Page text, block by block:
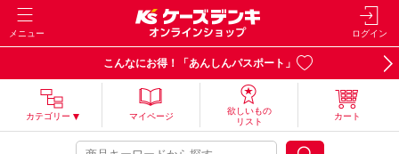
メニュー ログイン
こんなにお得！「あんしんパスポート」
カテゴリー マイページ
欲しいもの
リスト
カート